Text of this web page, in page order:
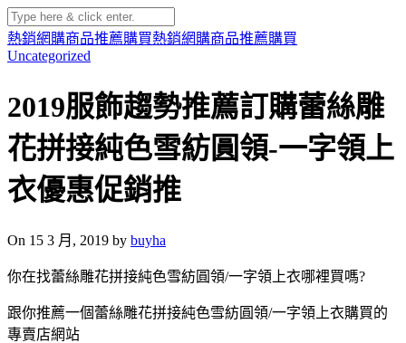
熱銷網購商品推薦購買熱銷網購商品推薦購買
Uncategorized
2019服飾趨勢推薦訂購蕾絲雕
花拼接純色雪紡圓領-一字領上
衣優惠促銷推
On 15 3 月, 2019 by buyha
你在找蕾絲雕花拼接純色雪紡圓領/一字領上衣哪裡買嗎?
跟你推薦一個蕾絲雕花拼接純色雪紡圓領/一字領上衣購買的
專賣店網站